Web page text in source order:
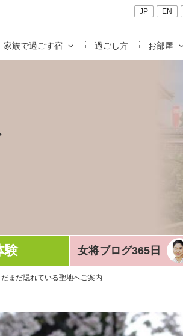
JP EN
家族で過ごす宿 過ごし方 お部屋
験 女将ブログ365日
まだ隠れている聖地へご案内